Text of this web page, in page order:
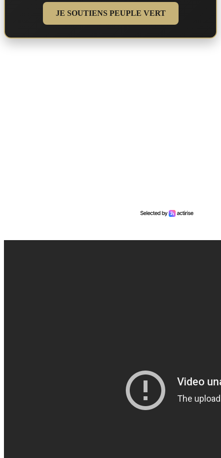
JE SOUTIENS PEUPLE VERT